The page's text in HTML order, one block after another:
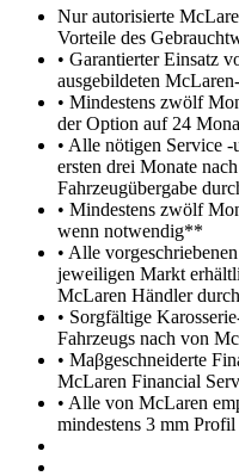
Nur autorisierte
Vorteile des
• Garantierter Einsatz
ausgebildeten
• Mindestens zwölf
der Option auf 24
• Alle nötigen Service -
ersten drei Monate
Fahrzeugübergabe
• Mindestens zwölf
wenn notwendig**
• Alle
jeweiligen Markt
McLaren Händler
• Sorgfältige
Fahrzeugs nach von
• Maβgeschneiderte
McLaren Financial
• Alle von McLaren
mindestens 3 mm Profil